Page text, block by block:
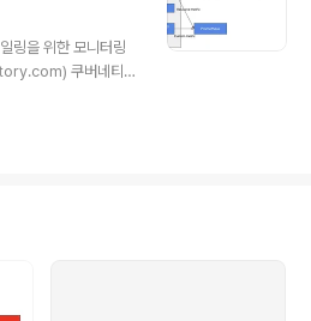
를 이용하여 오토 스케일링을 손쉽게 가능
1.4/scalers/redis-li..
링을 위한 모니터링
쿠버네티스
릭을 수집하고 서빙
, 컨트롤 플레인에
한 리소스 정보만 수
노드나 애플리케이
api..